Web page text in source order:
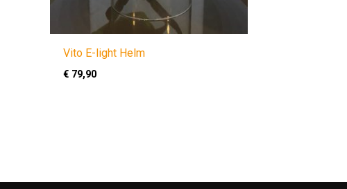
Vito E-light Helm
€ 79,90